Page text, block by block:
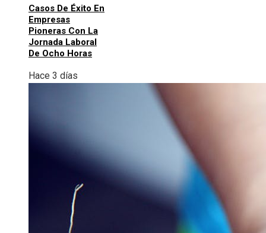
Casos De Éxito En
Empresas
Pioneras Con La
Jornada Laboral
De Ocho Horas
Hace 3 días